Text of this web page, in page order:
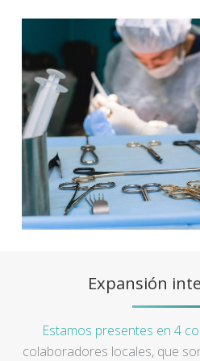
Expansión
Estamos presentes en 4
colaboradores locales, que